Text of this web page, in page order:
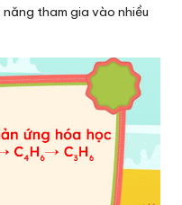
tham gia vào nhiều